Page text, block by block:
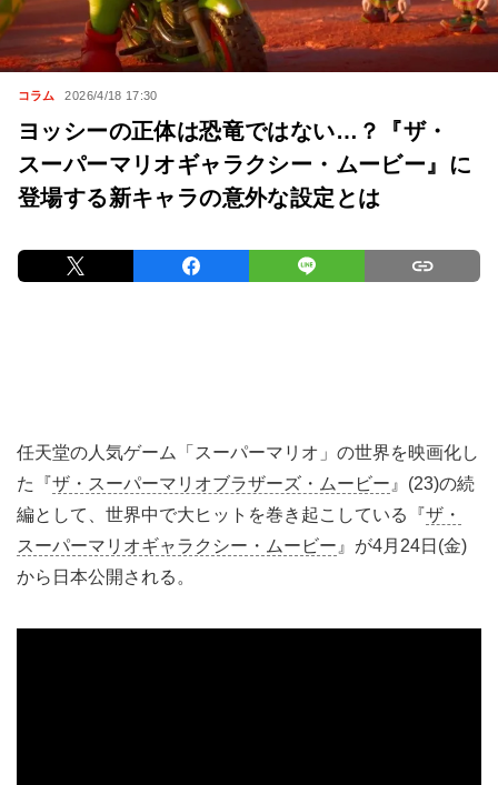
コラム 2026/4/18 17:30
ヨッシーの正体は恐竜ではない…？『ザ・
スーパーマリオギャラクシー・ムービー』に
登場する新キャラの意外な設定とは
任天堂の人気ゲーム「スーパーマリオ」の世界を映画化し
た『ザ・スーパーマリオブラザーズ・ムービー 』(23)の続
編として、世界中で大ヒットを巻き起こしている『ザ・
スーパーマリオギャラクシー・ムービー 』が4月24日(金)
から日本公開される。